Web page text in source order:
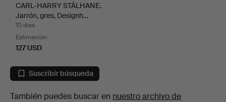
CARL-HARRY STÅLHANE.
Jarrón, gres, Designh…
10 días
Estimación
127 USD
Suscribir búsqueda
También puedes buscar en nuestro archivo de